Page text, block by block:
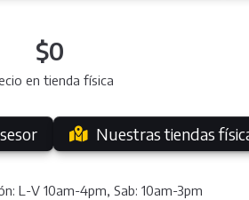
$0
en tienda física
Nuestras tiendas
L-V 10am-4pm, Sab: 10am-3pm